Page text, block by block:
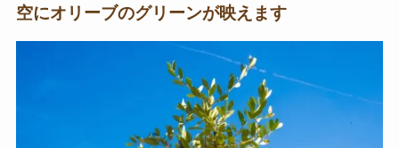
空にオリーブのグリーンが映えます